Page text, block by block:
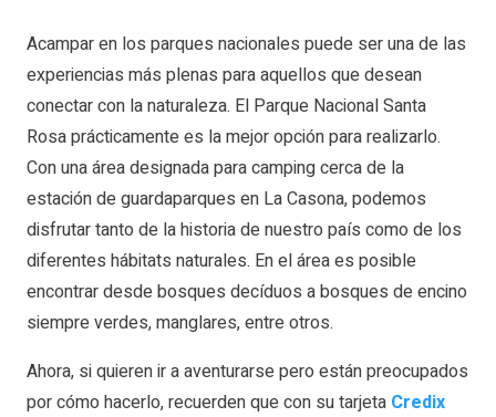
Acampar en los parques nacionales puede ser una de las
experiencias más plenas para aquellos que desean
conectar con la naturaleza. El Parque Nacional Santa
Rosa prácticamente es la mejor opción para realizarlo.
Con una área designada para camping cerca de la
estación de guardaparques en La Casona, podemos
disfrutar tanto de la historia de nuestro país como de los
diferentes hábitats naturales. En el área es posible
encontrar desde bosques decíduos a bosques de encino
siempre verdes, manglares, entre otros.
Ahora, si quieren ir a aventurarse pero están preocupados
por cómo hacerlo, recuerden que con su tarjeta Credix